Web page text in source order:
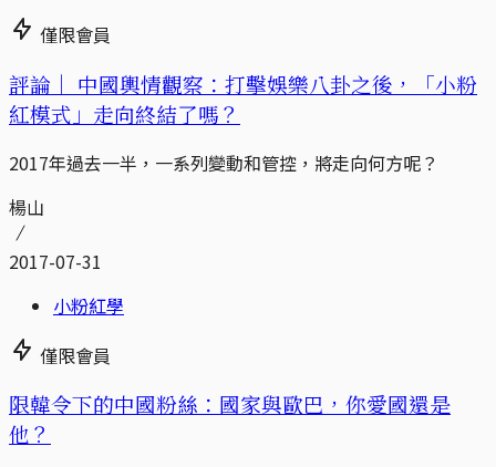
僅限會員
評論｜ 中國輿情觀察：打擊娛樂八卦之後，「小粉
紅模式」走向終結了嗎？
2017年過去一半，一系列變動和管控，將走向何方呢？
楊山
2017-07-31
小粉紅學
僅限會員
限韓令下的中國粉絲：國家與歐巴，你愛國還是
他？